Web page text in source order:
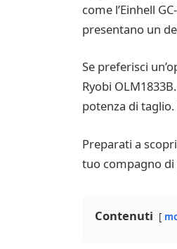
come l’Einhell
presentano un
Se preferisci
Ryobi
potenza di
Preparati a
tuo compagno
Contenuti